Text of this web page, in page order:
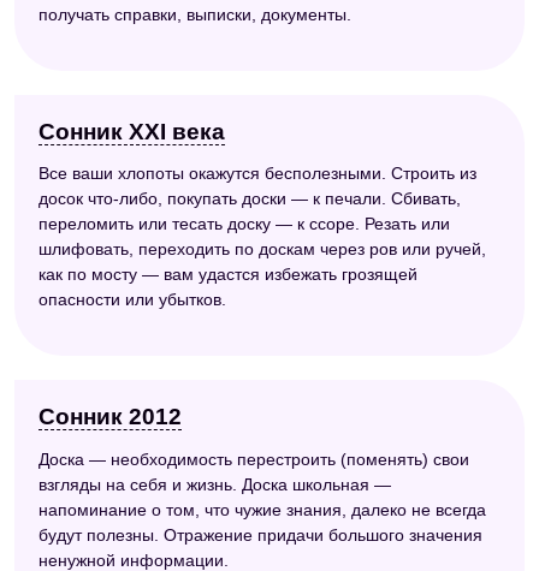
получать справки, выписки, документы.
Сонник XXI века
Все ваши хлопоты окажутся бесполезными. Строить из
досок что-либо, покупать доски — к печали. Сбивать,
переломить или тесать доску — к ссоре. Резать или
шлифовать, переходить по доскам через ров или ручей,
как по мосту — вам удастся избежать грозящей
опасности или убытков.
Сонник 2012
Доска — необходимость перестроить (поменять) свои
взгляды на себя и жизнь. Доска школьная —
напоминание о том, что чужие знания, далеко не всегда
будут полезны. Отражение придачи большого значения
ненужной информации.